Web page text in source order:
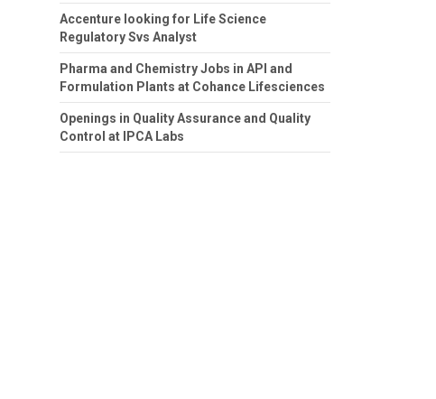
Accenture looking for Life Science
Regulatory Svs Analyst
Pharma and Chemistry Jobs in API and
Formulation Plants at Cohance Lifesciences
Openings in Quality Assurance and Quality
Control at IPCA Labs